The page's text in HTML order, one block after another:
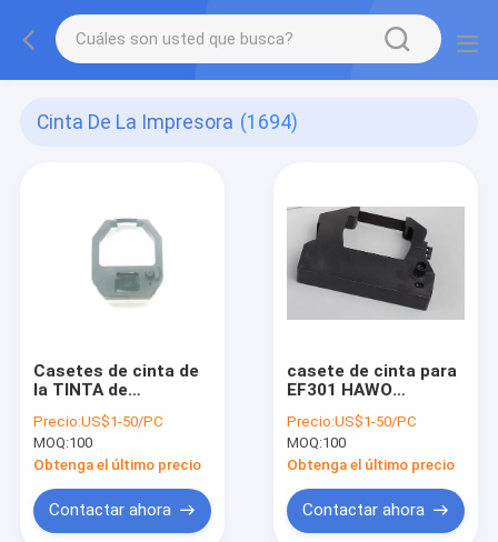
Cinta De La Impresora (1694)
Casetes de cinta de
la TINTA de
EMPAQUETADO del
APARATO MÉDICO
/ZMFK-662/MMFK-80
de Easyseal EF300
EF101-PD
Precio:US$1-50/PC
MOQ:100
Obtenga el último precio
Contactar ahora
casete de cinta para
EF301 HAWO
del calor hm750-
3020/HM750/HM7 de
HS1000 con médico
Precio:US$1-50/PC
MOQ:100
Obtenga el último precio
Contactar ahora